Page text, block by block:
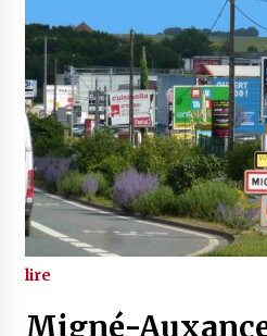
lire
Migné-